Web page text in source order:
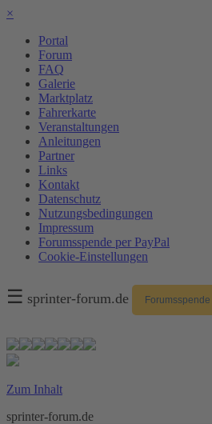
×
Portal
Forum
FAQ
Galerie
Marktplatz
Fahrerkarte
Veranstaltungen
Anleitungen
Partner
Links
Kontakt
Datenschutz
Nutzungsbedingungen
Impressum
Forumsspende per PayPal
Cookie-Einstellungen
☰ sprinter-forum.de Forumsspende
Zum Inhalt
sprinter-forum.de